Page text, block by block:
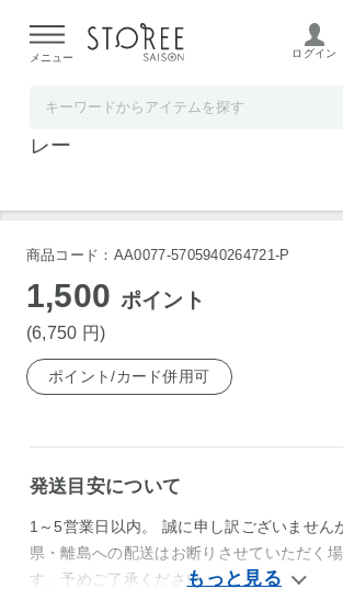
よる配送遅延が発生しております。
メニュー ログイン
テンピュール スリープマスク
レー
商品コード：AA0077-5705940264721-P
1,500 ポイント
(6,750 円)
ポイント/カード併用可
発送目安について
1～5営業日以内。 誠に申し訳ございません
県・離島への配送はお断りさせていただく
す。予めご了承ください。